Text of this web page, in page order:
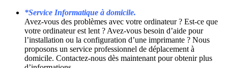
*Service Informatique à domicile.
Avez-vous des problèmes avec votre ordinateur ? Est-ce que
votre ordinateur est lent ? Avez-vous besoin d’aide pour
l’installation ou la configuration d’une imprimante ? Nous
proposons un service professionnel de déplacement à
domicile. Contactez-nous dès maintenant pour obtenir plus